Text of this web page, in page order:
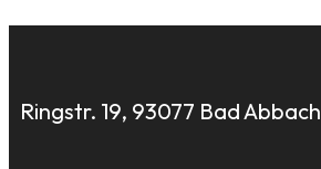
Ringstr. 19, 93077 Bad Abbach